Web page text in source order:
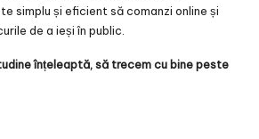
simplu și eficient să comanzi online și
de a ieși în public.
înțeleaptă, să trecem cu bine peste